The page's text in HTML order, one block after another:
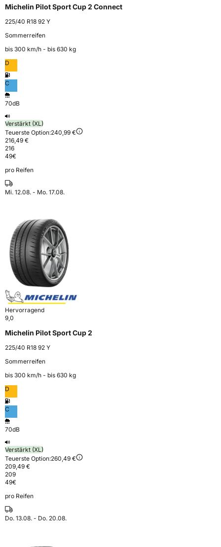
Michelin Pilot Sport Cup 2 Connect
225/40 R18 92 Y
Sommerreifen
bis 300 km⁠/⁠h - bis 630 kg
D
C
70dB
Verstärkt (XL)
Teuerste Option:240,99 €
216,49 €
216
49€
pro Reifen
Mi. 12.08. - Mo. 17.08.
Hervorragend
9,0
Michelin Pilot Sport Cup 2
225/40 R18 92 Y
Sommerreifen
bis 300 km⁠/⁠h - bis 630 kg
D
C
70dB
Verstärkt (XL)
Teuerste Option:260,49 €
209,49 €
209
49€
pro Reifen
Do. 13.08. - Do. 20.08.